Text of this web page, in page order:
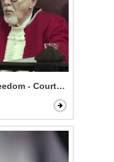
Mandela: Long Walk To Freedom - Courtroom